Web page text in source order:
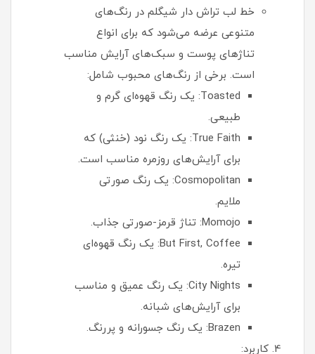
خط لب تراش دار شیگلم در رنگ‌های
متنوعی عرضه می‌شود که برای انواع
تناژهای پوست و سبک‌های آرایش مناسب
است. برخی از رنگ‌های محبوب شامل:
Toasted: یک رنگ قهوه‌ای گرم و
طبیعی.
True Faith: یک رنگ نود (خنثی) که
برای آرایش‌های روزمره مناسب است.
Cosmopolitan: یک رنگ صورتی
ملایم.
Momojo: تناژ قرمز-صورتی جذاب.
But First, Coffee: یک رنگ قهوه‌ای
تیره.
City Nights: یک رنگ عمیق و مناسب
برای آرایش‌های شبانه.
Brazen: یک رنگ جسورانه و پررنگ.
کاربرد: